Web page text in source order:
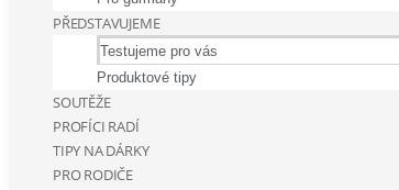
PŘEDSTAVUJEME
Testujeme pro vás
Produktové tipy
SOUTĚŽE
PROFÍCI RADÍ
TIPY NA DÁRKY
PRO RODIČE